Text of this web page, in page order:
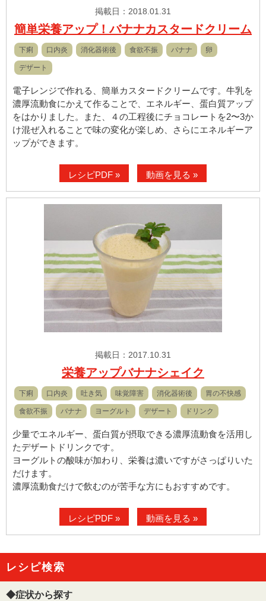
掲載日：2018.01.31
簡単栄養アップ！バナナカスタードクリーム
下痢 口内炎 消化器術後 食欲不振 バナナ 卵
デザート
電子レンジで作れる、簡単カスタードクリームです。牛乳を
濃厚流動食にかえて作ることで、エネルギー、蛋白質アップ
をはかりました。また、４の工程後にチョコレートを2〜3か
け混ぜ入れることで味の変化が楽しめ、さらにエネルギーア
ップができます。
レシピPDF » 動画を見る »
掲載日：2017.10.31
栄養アップバナナシェイク
下痢 口内炎 吐き気 味覚障害 消化器術後 胃の不快感
食欲不振 バナナ ヨーグルト デザート ドリンク
少量でエネルギー、蛋白質が摂取できる濃厚流動食を活用し
たデザートドリンクです。
ヨーグルトの酸味が加わり、栄養は濃いですがさっぱりいた
だけます。
濃厚流動食だけで飲むのが苦手な方にもおすすめです。
レシピPDF » 動画を見る »
レシピ検索
◆症状から探す